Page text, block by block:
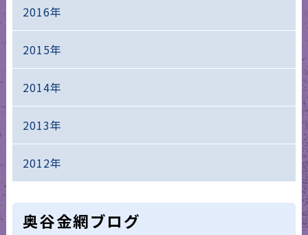
2016年
2015年
2014年
2013年
2012年
奥谷金網ブログ